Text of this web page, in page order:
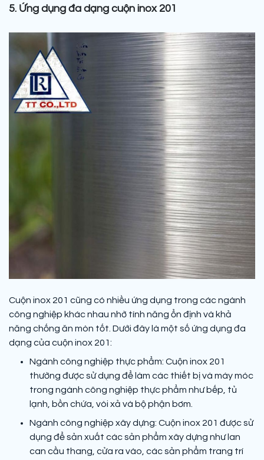
5. Ứng dụng đa dạng cuộn inox 201
Cuộn inox 201 cũng có nhiều ứng dụng trong các ngành
công nghiệp khác nhau nhờ tính năng ổn định và khả
năng chống ăn mòn tốt. Dưới đây là một số ứng dụng đa
dạng của cuộn inox 201:
Ngành công nghiệp thực phẩm: Cuộn inox 201
thường được sử dụng để làm các thiết bị và máy móc
trong ngành công nghiệp thực phẩm như bếp, tủ
lạnh, bồn chứa, vòi xả và bộ phận bơm.
Ngành công nghiệp xây dựng: Cuộn inox 201 được sử
dụng để sản xuất các sản phẩm xây dựng như lan
can cầu thang, cửa ra vào, các sản phẩm trang trí